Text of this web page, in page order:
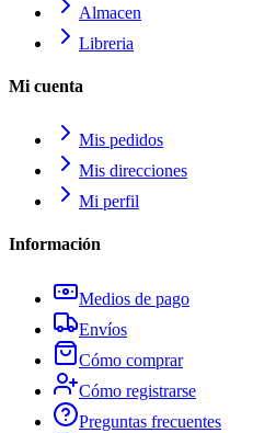
Almacen
Libreria
Mi cuenta
Mis pedidos
Mis direcciones
Mi perfil
Información
Medios de pago
Envíos
Cómo comprar
Cómo registrarse
Preguntas frecuentes